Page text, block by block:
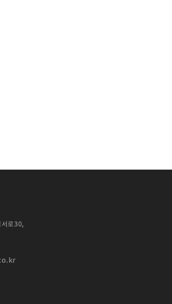
로30,